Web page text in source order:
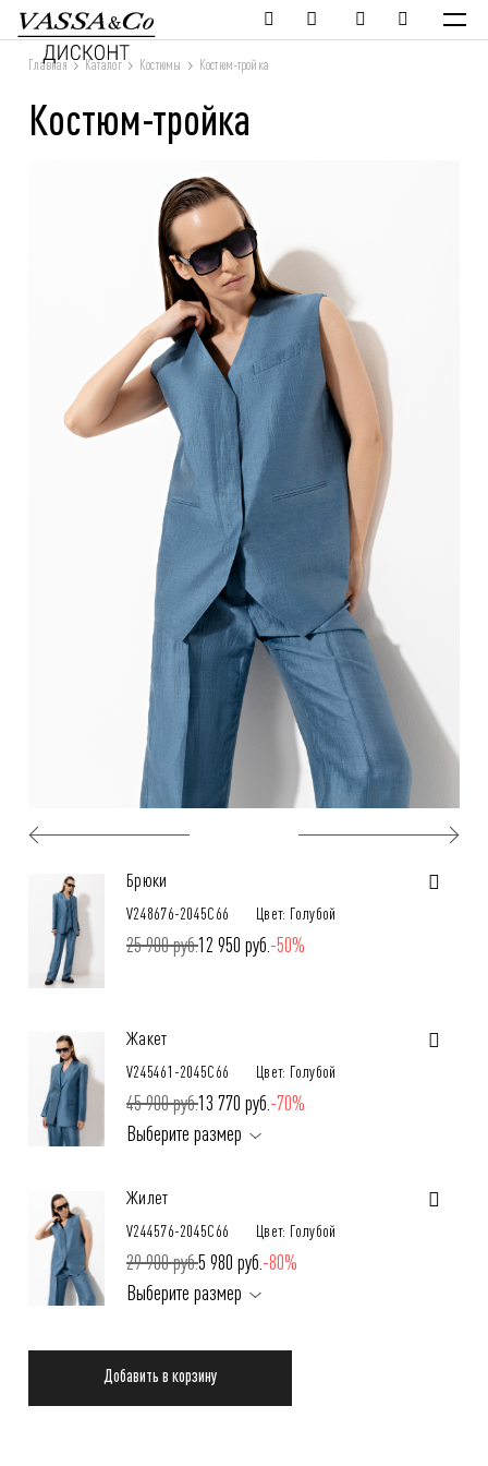
Главная Каталог Костюмы Костюм-тройка
Костюм-тройка
Брюки
V248676-2045C66 Цвет: Голубой
25 900 руб.12 950 руб. -50%
Жакет
V245461-2045C66 Цвет: Голубой
45 900 руб.13 770 руб. -70%
Выберите размер
Жилет
V244576-2045C66 Цвет: Голубой
29 900 руб.5 980 руб. -80%
Выберите размер
Добавить в корзину